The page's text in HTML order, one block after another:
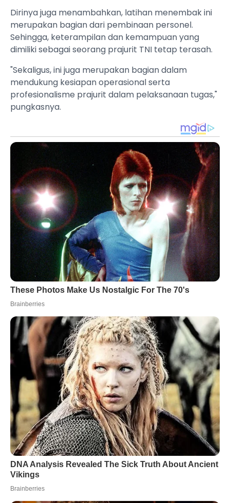
Dirinya juga menambahkan, latihan menembak ini
merupakan bagian dari pembinaan personel.
Sehingga, keterampilan dan kemampuan yang
dimiliki sebagai seorang prajurit TNI tetap terasah.
"Sekaligus, ini juga merupakan bagian dalam
mendukung kesiapan operasional serta
profesionalisme prajurit dalam pelaksanaan tugas,"
pungkasnya.